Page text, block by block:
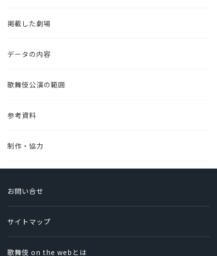
掲載した劇場
データの内容
歌舞伎公演の範囲
参考資料
制作・協力
お問い合せ
サイトマップ
歌舞伎 on the webとは